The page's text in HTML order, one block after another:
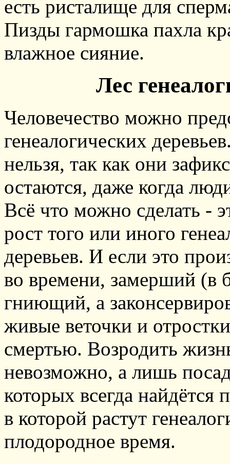
есть ристалище для
Пизды гармошка пахла
влажное сияние.
Лес
Человечество можно
генеалогических
нельзя, так как они
остаются, даже когда
Всё что можно сделать -
рост того или иного
деревьев. И если это
во времени, замерший (в
гниющий, а
живые веточки и
смертью. Возродить
невозможно, а лишь
которых всегда найдётся
в которой растут
плодородное время.